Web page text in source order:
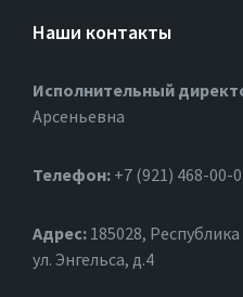
Наши контакты
Исполнительный
Арсеньевна
Телефон: +7 (921) 468-00-
Адрес: 185028,
ул. Энгельса, д.4